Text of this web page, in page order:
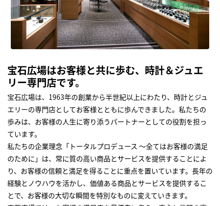
宝石広場はお客様と共に歩む、時計＆ジュエ
リー専門店です。
宝石広場は、1963年の創業から半世紀以上にわたり、時計とジュ
エリーの専門店としてお客様とともに歩んできました。私たちの
歩みは、お客様の人生に寄り添うパートナーとしての役割を担っ
ています。
私たちの企業理念「トータルプロデュース ～全てはお客様の満足
のために」は、常に質の高い商品とサービスを提供することによ
り、お客様の信頼と満足を得ることに重点を置いています。長年の
経験とノウハウを活かし、価値ある商品とサービスを提供するこ
とで、お客様の大切な瞬間を特別なものに変えていきます。